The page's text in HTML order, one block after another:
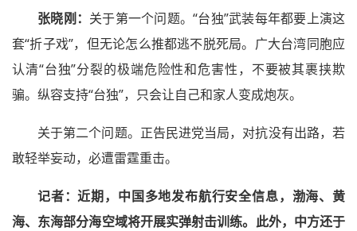
张晓刚： 关于第一个问题。“台独”武装每年都要上演这
套“折子戏”，但无论怎么推都逃不脱死局。广大台湾同胞应
认清“台独”分裂的极端危险性和危害性，不要被其裹挟欺
骗。纵容支持“台独”，只会让自己和家人变成炮灰。
关于第二个问题。正告民进党当局，对抗没有出路，若
敢轻举妄动，必遭雷霆重击。
记者：近期，中国多地发布航行安全信息，渤海、黄
海、东海部分海空域将开展实弹射击训练。此外，中方还于